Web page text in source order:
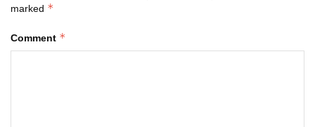
marked *
Comment *